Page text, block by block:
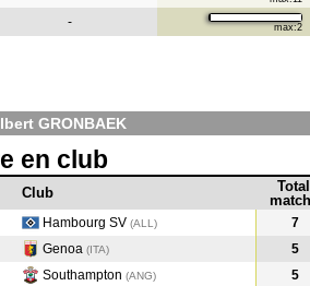
- max:2
GRONBAEK
en club
Club
Total
Hambourg SV (ALL)
7
Genoa (ITA)
5
Southampton (ANG) 5